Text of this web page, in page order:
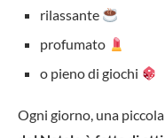
rilassante
profumato
o pieno di giochi
Ogni giorno, una